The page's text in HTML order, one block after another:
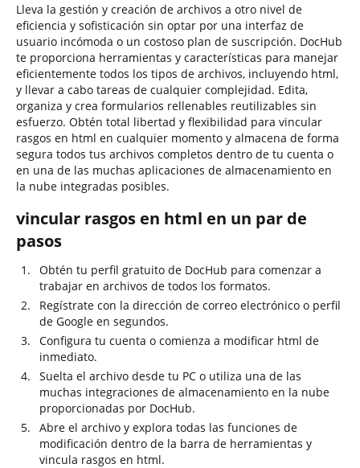
Lleva la gestión y creación de archivos a otro nivel de
eficiencia y sofisticación sin optar por una interfaz de
usuario incómoda o un costoso plan de suscripción. DocHub
te proporciona herramientas y características para manejar
eficientemente todos los tipos de archivos, incluyendo html,
y llevar a cabo tareas de cualquier complejidad. Edita,
organiza y crea formularios rellenables reutilizables sin
esfuerzo. Obtén total libertad y flexibilidad para vincular
rasgos en html en cualquier momento y almacena de forma
segura todos tus archivos completos dentro de tu cuenta o
en una de las muchas aplicaciones de almacenamiento en
la nube integradas posibles.
vincular rasgos en html en un par de
pasos
Obtén tu perfil gratuito de DocHub para comenzar a
trabajar en archivos de todos los formatos.
Regístrate con la dirección de correo electrónico o perfil
de Google en segundos.
Configura tu cuenta o comienza a modificar html de
inmediato.
Suelta el archivo desde tu PC o utiliza una de las
muchas integraciones de almacenamiento en la nube
proporcionadas por DocHub.
Abre el archivo y explora todas las funciones de
modificación dentro de la barra de herramientas y
vincula rasgos en html.